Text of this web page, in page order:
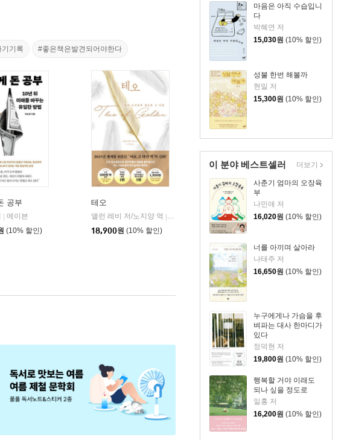
마음은 아직 수습입니
다
박혜연 저
15,030원 (10% 할인)
성불 한번 해볼까
현밀 저
15,300원 (10% 할인)
이 분야 베스트셀러
사춘기 엄마의 오장육
부
나민애 저
16,020원 (10% 할인)
너를 아끼며 살아라
나태주 저
16,650원 (10% 할인)
누구에게나 가슴을 후
벼파는 대사 한마디가
있다
정덕현 저
19,800원 (10% 할인)
행복할 거야 이래도
되나 싶을 정도로
일홍 저
16,200원 (10% 할인)
더보기
기기록 #좋은책은발견되어야한다
현대지성
공부
메이븐
(10% 할인)
테오
앨런 레비 저/노지양 역
오팬하우스
18,900원 (10% 할인)